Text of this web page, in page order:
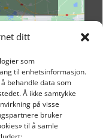
ditt
som
til enhetsinformasjon.
behandle data som
Å ikke samtykke
på visse
bruker
til å samle